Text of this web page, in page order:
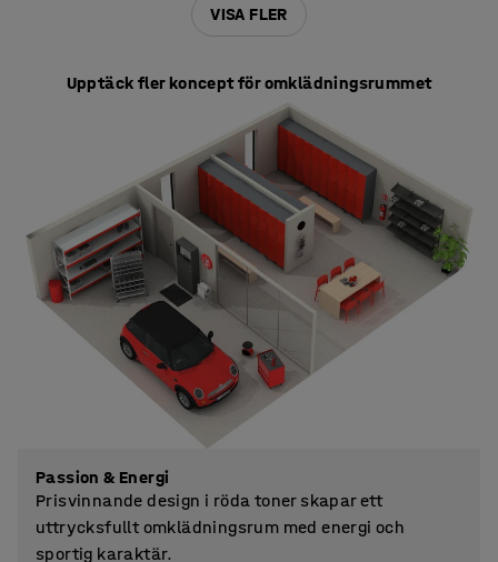
VISA FLER
Upptäck fler koncept för omklädningsrummet
Passion & Energi
Prisvinnande design i röda toner skapar ett
uttrycksfullt omklädningsrum med energi och
sportig karaktär.